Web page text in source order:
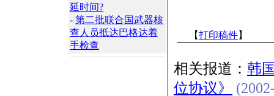
延时间?
- 第二批联合国武器核
查人员抵达巴格达着
手检查
【打印稿件】
相关报道： 韩
位协议》